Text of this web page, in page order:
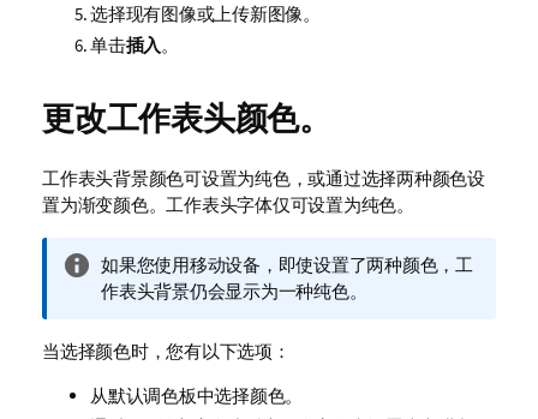
选择现有图像或上传新图像。
单击插入 。
更改工作表头颜色。
工作表头背景颜色可设置为纯色，或通过选择两种颜色设
置为渐变颜色。工作表头字体仅可设置为纯色。
信
息
释
如果您使用移动设备，即使设置了两种颜色，工
作表头背景仍会显示为一种纯色。
当选择颜色时，您有以下选项：
从默认调色板中选择颜色。